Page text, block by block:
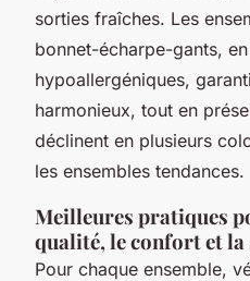
sorties fraîches. Les
bonnet-écharpe-gants,
hypoallergéniques,
harmonieux, tout en
déclinent en plusieurs
les ensembles tendances.
Meilleures pratiques
qualité, le confort et la
Pour chaque ensemble,